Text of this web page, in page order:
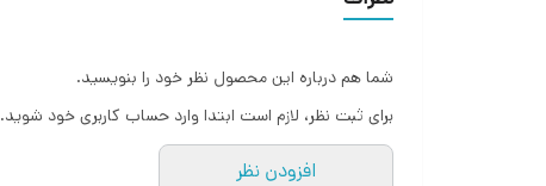
شما هم درباره این محصول نظر خود را بنویسید.
برای ثبت نظر، لازم است ابتدا وارد حساب کاربری خود شوید.
افزودن نظر